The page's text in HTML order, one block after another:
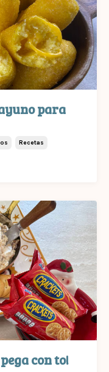
para
Recetas
con to!